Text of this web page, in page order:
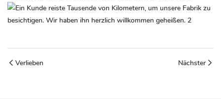
Verlieben Nächster